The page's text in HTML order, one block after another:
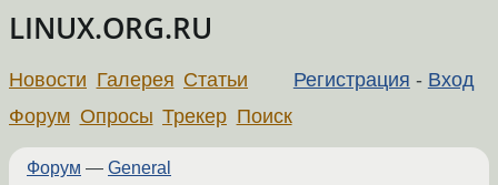
LINUX.ORG.RU
Регистрация - Вход
Новости Галерея Статьи
Форум Опросы Трекер Поиск
Форум — General